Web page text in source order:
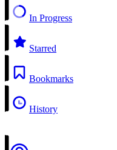
In Progress
Starred
Bookmarks
History